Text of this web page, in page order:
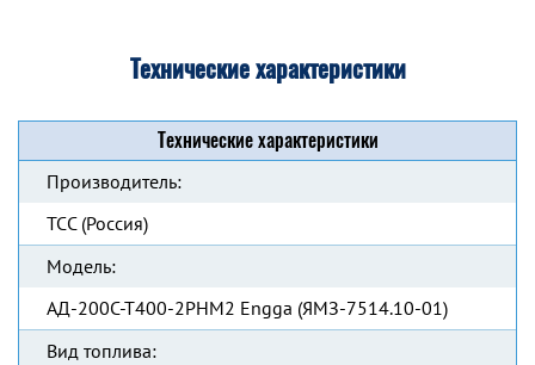
Технические характеристики
Технические характеристики
Производитель:
ТСС (Россия)
Модель:
АД-200С-Т400-2РНМ2 Engga (ЯМЗ-7514.10-01)
Вид топлива: